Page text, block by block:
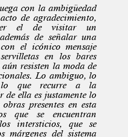
con la ambigüedad
de agradecimiento,
el de visitar un
de señalar una
el icónico mensaje
en los bares
resisten la moda de
Lo ambiguo, lo
lo que recurre a la
de ella es justamente lo
presentes en esta
que se encuentran
intersticios, que se
márgenes del sistema